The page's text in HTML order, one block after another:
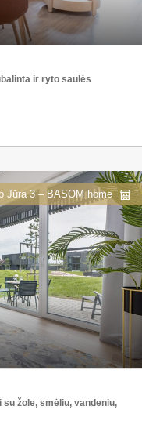
ir ryto saulės
Jūra 3 – BASOM home
žole, smėliu, vandeniu,